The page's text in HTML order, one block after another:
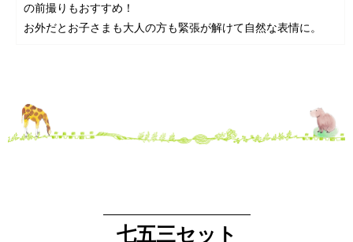
の前撮りもおすすめ！
お外だとお子さまも大人の方も緊張が解けて自然な表情に。
七五三セット